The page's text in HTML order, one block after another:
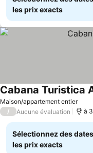
les prix exacts
Maison/appartement entier
Cabana Turistica
/ Aucune évaluation à
Sélectionnez des
les prix exacts